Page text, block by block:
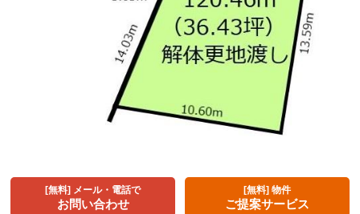
[無料] メール・電話で
お問い合わせ
[無料] 物件
ご提案サービス